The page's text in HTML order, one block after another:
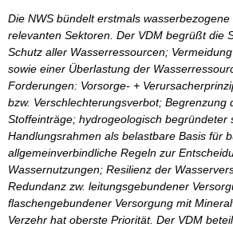
Die NWS bündelt erstmals
relevanten Sektoren. Der VDM begrüßt die
Schutz aller Wasserressourcen;
sowie einer Überlastung der
Forderungen: Vorsorge- +
bzw. Verschlechterungsverbot; Begrenzung
Stoffeinträge; hydrogeologisch begründeter
Handlungsrahmen als belastbare Basis für
allgemeinverbindliche Regeln zur
Wassernutzungen; Resilienz der
Redundanz zw. leitungsgebundener
flaschengebundener Versorgung mit
Verzehr hat oberste Priorität. Der VDM